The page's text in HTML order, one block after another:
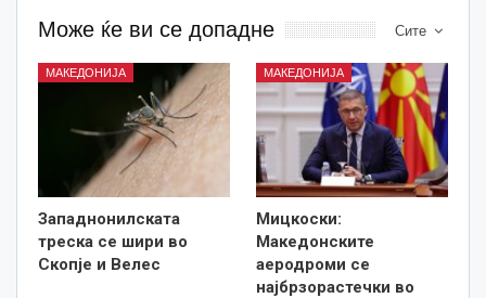
Сите
Може ќе ви се допадне
МАКЕДОНИЈА
Западнонилската
треска се шири во
Скопје и Велес
МАКЕДОНИЈА
Мицкоски:
Македонските
аеродроми се
најбрзорастечки во